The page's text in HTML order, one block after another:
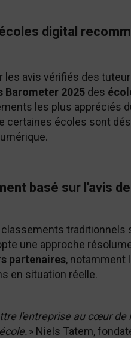
digital
les avis vérifiés des
Barometer 2025des
les plus appréciés
certaines écoles sont
basé sur l'avis
une approche
partenaires, notamment
en situation réelle.
l'entreprise au cœur
»Niels Tatem,